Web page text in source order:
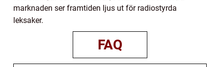
marknaden ser framtiden ljus ut för radiostyrda
leksaker.
FAQ